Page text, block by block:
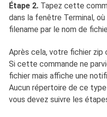
Étape 2.Tapez cette
dans la fenêtre Terminal,
filename par le nom de
Après cela, votre fichier zip
Si cette commande ne
fichier mais affiche une
Aucun répertoire de ce
vous devez suivre les